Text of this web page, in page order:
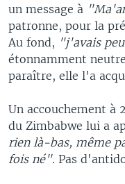
un message à
patronne, pour la
Au fond, "j'avais
étonnamment
paraître, elle l'a
Un accouchement à
du Zimbabwe lui a
rien là-bas, même
fois né". Pas